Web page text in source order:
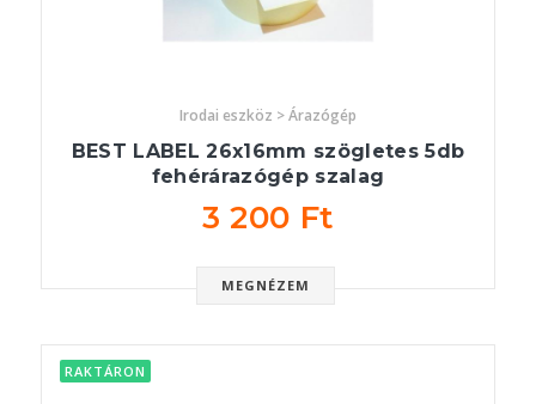
Irodai eszköz > Árazógép
BEST LABEL 26x16mm szögletes 5db
fehérárazógép szalag
3 200 Ft
MEGNÉZEM
RAKTÁRON